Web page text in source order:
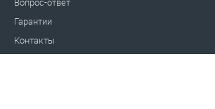
Гарантии
Контакты